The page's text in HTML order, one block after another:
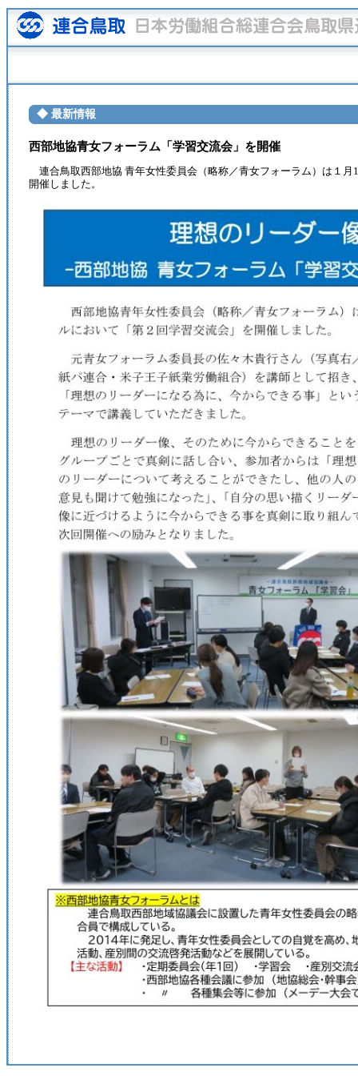
◆ 最新情報
西部地協青女フォーラム「学習交流会」を開催
連合鳥取西部地協 青年女性委員会（略称／青女フォーラム）は１
開催しました。